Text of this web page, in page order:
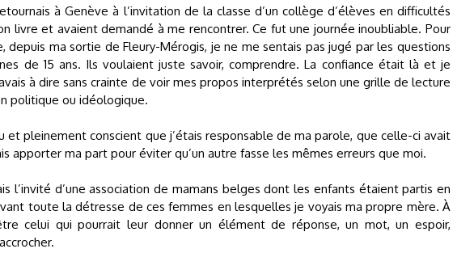
à Genève à l’invitation de la classe d’un collège d’élèves en difficultés
livre et avaient demandé à me rencontrer. Ce fut une journée inoubliable. Pour
ma sortie de Fleury-Mérogis, je ne me sentais pas jugé par les questions
de 15 ans. Ils voulaient juste savoir, comprendre. La confiance était là et je
à dire sans crainte de voir mes propos interprétés selon une grille de lecture
politique ou idéologique.
et pleinement conscient que j’étais responsable de ma parole, que celle-ci avait
apporter ma part pour éviter qu’un autre fasse les mêmes erreurs que moi.
l’invité d’une association de mamans belges dont les enfants étaient partis en
toute la détresse de ces femmes en lesquelles je voyais ma propre mère. À
celui qui pourrait leur donner un élément de réponse, un mot, un espoir,